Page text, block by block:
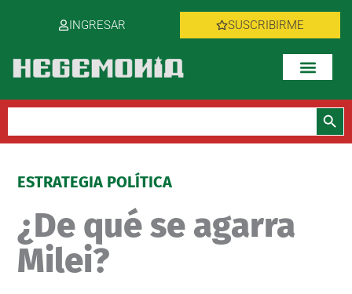
INGRESAR SUSCRIBIRME
Botón de
ESTRATEGIA POLÍTICA
¿De qué se agarra
Milei?